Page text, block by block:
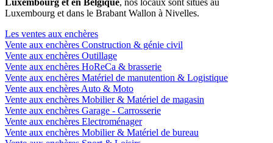
Luxembourg et dans le Brabant Wallon à Nivelles.
Les ventes aux enchères
Vente aux enchères Construction & génie civil
Vente aux enchères Outillage
Vente aux enchères HoReCa & brasserie
Vente aux enchères Matériel de manutention & Logistique
Vente aux enchères Auto & Moto
Vente aux enchères Mobilier & Matériel de magasin
Vente aux enchères Garage - Carrosserie
Vente aux enchères Electroménager
Vente aux enchères Mobilier & Matériel de bureau